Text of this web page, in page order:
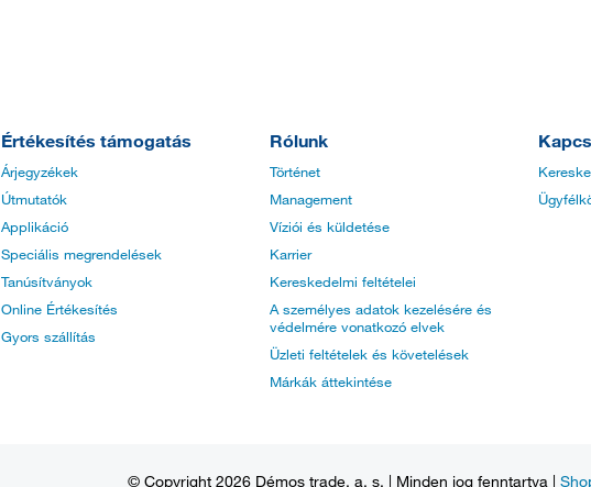
Értékesítés támogatás
Árjegyzékek
Útmutatók
Applikáció
Speciális megrendelések
Tanúsítványok
Online Értékesítés
Gyors szállítás
Rólunk
Történet
Management
Víziói és küldetése
Karrier
Kereskedelmi feltételei
A személyes adatok kezelésére és
védelmére vonatkozó elvek
Üzleti feltételek és követelések
Márkák áttekintése
© Copyright 2026 Démos trade, a. s. | Minden jog fenntartva |